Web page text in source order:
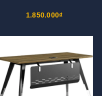
1.850.000₫